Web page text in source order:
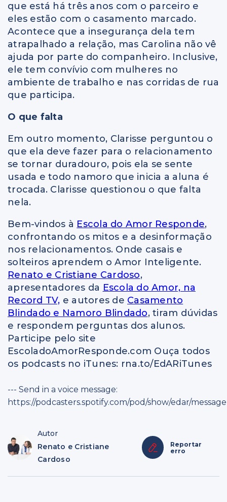
que está há três anos com o parceiro e
eles estão com o casamento marcado.
Acontece que a insegurança dela tem
atrapalhado a relação, mas Carolina não vê
ajuda por parte do companheiro. Inclusive,
ele tem convívio com mulheres no
ambiente de trabalho e nas corridas de rua
que participa.
O que falta
Em outro momento, Clarisse perguntou o
que ela deve fazer para o relacionamento
se tornar duradouro, pois ela se sente
usada e todo namoro que inicia a aluna é
trocada. Clarisse questionou o que falta
nela.
Bem-vindos à Escola do Amor Responde,
confrontando os mitos e a desinformação
nos relacionamentos. Onde casais e
solteiros aprendem o Amor Inteligente.
Renato e Cristiane Cardoso,
apresentadores da Escola do Amor, na
Record TV, e autores de Casamento
Blindado e Namoro Blindado, tiram dúvidas
e respondem perguntas dos alunos.
Participe pelo site
EscoladoAmorResponde.com Ouça todos
os podcasts no iTunes: rna.to/EdARiTunes
--- Send in a voice message:
https://podcasters.spotify.com/pod/show/edar/message
Autor
Renato e Cristiane
Cardoso
Reportar
erro